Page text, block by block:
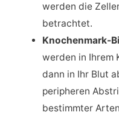
werden die
betrachtet.
Knochenmark-
werden in Ihrem
dann in Ihr Blut
peripheren
bestimmter